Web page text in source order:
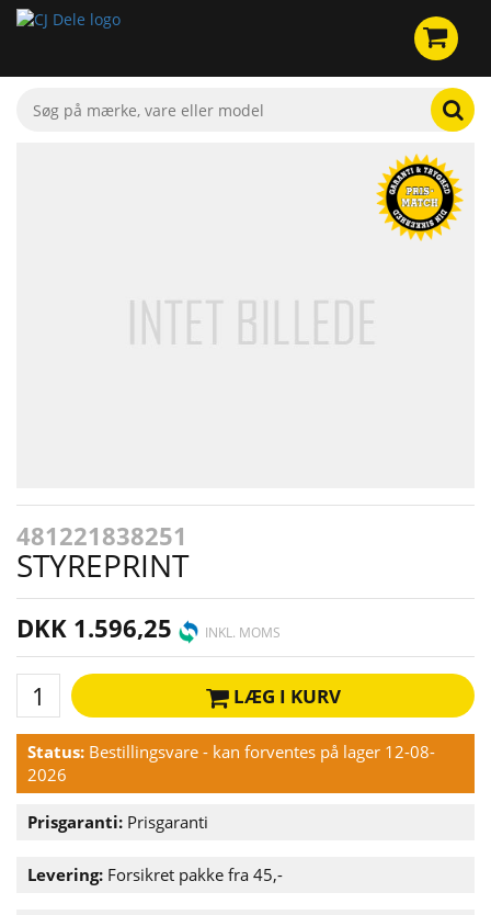
481221838251
STYREPRINT
DKK 1.596,25 INKL. MOMS
LÆG I KURV
Status: Bestillingsvare - kan forventes på lager 12-08-
2026
Prisgaranti: Prisgaranti
Levering: Forsikret pakke fra 45,-